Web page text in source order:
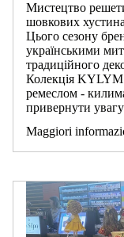
Мистецтво
шовкових
Цього сезону
українськими
традиційного
Колекція KYLYM
ремеслом -
привернути
Maggiori